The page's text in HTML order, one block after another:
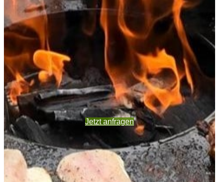
Jetzt anfragen